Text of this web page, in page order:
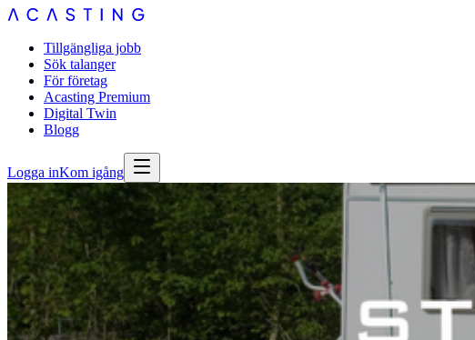
Tillgängliga jobb
Sök talanger
För företag
Acasting Premium
Digital Twin
Blogg
Logga inKom igång